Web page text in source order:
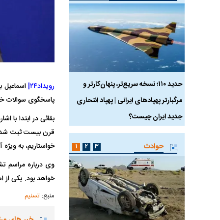
رویداد۲۴|
پاسخگوی سوالات
بقائی در ابتدا
قرن بیست ثبت شد
خواستاریم، به
وی درباره مراسم
خواهد بود. یکی از
منبع: تسنیم
حدید ۱۱۰؛ نسخه سریع‌تر، پنهان‌کارتر و
مرگبارتر پهپادهای ایرانی | پهپاد انتحاری
جدید ایران چیست؟
هواپیمای مرموز E-11A BACN چیست؟
حوادث ۱ ۲ ۳